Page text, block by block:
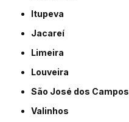
Itupeva
Jacareí
Limeira
Louveira
São José dos Campos
Valinhos